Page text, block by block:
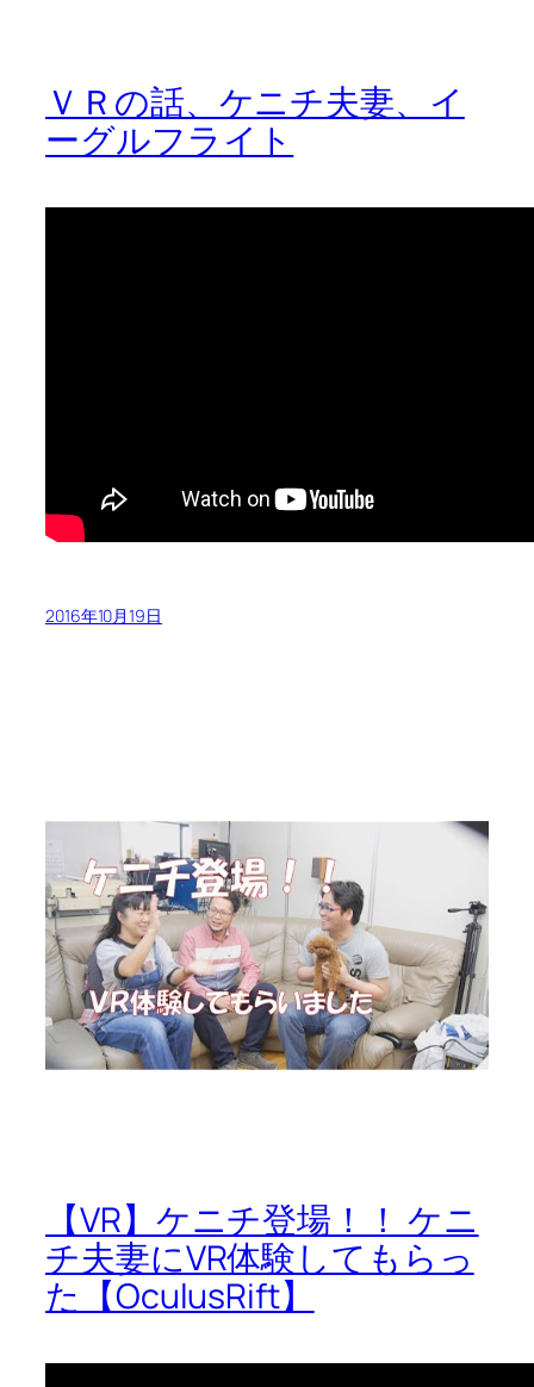
ＶＲの話、ケニチ夫妻、イ
ーグルフライト
2016年10月19日
【VR】ケニチ登場！！ ケニ
チ夫妻にVR体験してもらっ
た【OculusRift】